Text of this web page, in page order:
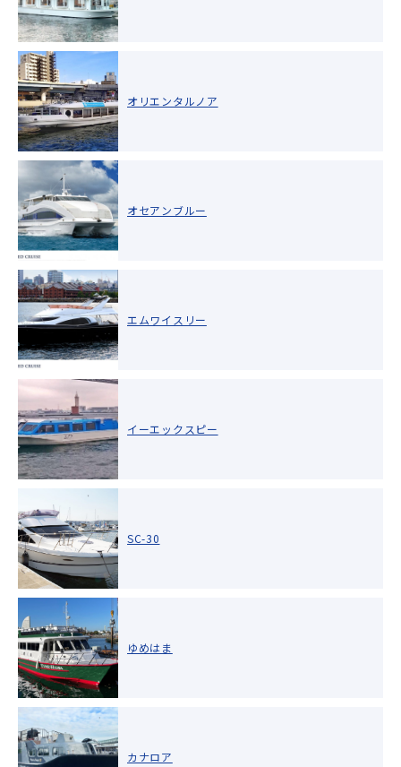
オリエンタルノア
オセアンブルー
エムワイスリー
イーエックスピー
SC-30
ゆめはま
カナロア